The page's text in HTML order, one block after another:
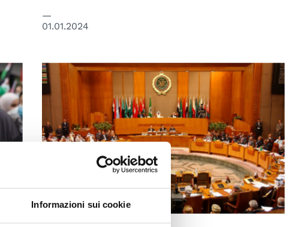
Informazioni sui cookie
01.01.2024
© Look Lex Encyclopaedia